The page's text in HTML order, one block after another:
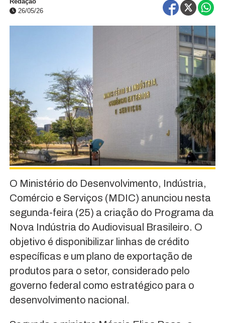
26/05/26
O Ministério do Desenvolvimento, Indústria,
Comércio e Serviços (MDIC) anunciou nesta
segunda-feira (25) a criação do Programa da
Nova Indústria do Audiovisual Brasileiro. O
objetivo é disponibilizar linhas de crédito
específicas e um plano de exportação de
produtos para o setor, considerado pelo
governo federal como estratégico para o
desenvolvimento nacional.